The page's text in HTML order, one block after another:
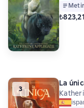
₺823,21
3
La